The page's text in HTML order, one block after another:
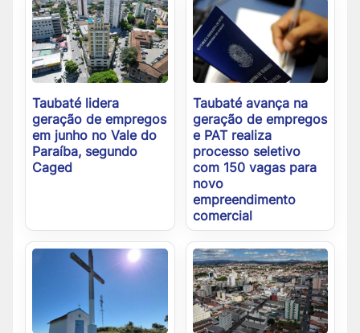
Taubaté lidera
geração de empregos
em junho no Vale do
Paraíba, segundo
Caged
Taubaté avança na
geração de empregos
e PAT realiza
processo seletivo
com 150 vagas para
novo
empreendimento
comercial